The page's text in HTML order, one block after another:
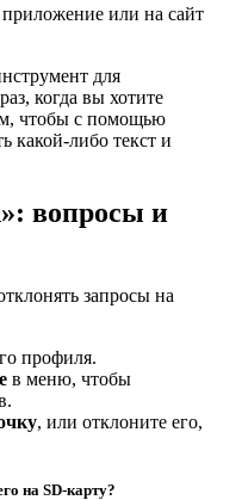
приложение или на сайт
для
когда вы хотите
чтобы с помощью
какой-либо текст и
вопросы и
запросы на
профиля.
в меню, чтобы
, или отклоните его,
на SD-карту?